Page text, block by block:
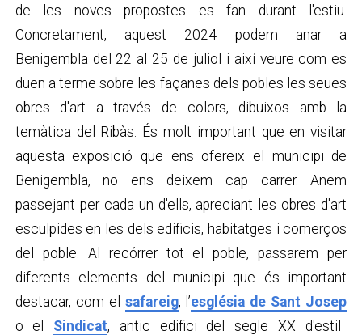
de les noves propostes es fan durant l'estiu.
Concretament, aquest 2024 podem anar a
Benigembla del 22 al 25 de juliol i així veure com es
duen a terme sobre les façanes dels pobles les seues
obres d'art a través de colors, dibuixos amb la
temàtica del Ribàs. És molt important que en visitar
aquesta exposició que ens ofereix el municipi de
Benigembla, no ens deixem cap carrer. Anem
passejant per cada un d'ells, apreciant les obres d'art
esculpides en les dels edificis, habitatges i comerços
del poble. Al recórrer tot el poble, passarem per
diferents elements del municipi que és important
destacar, com el safareig, l’església de Sant Josep
o el
Sindicat, antic edifici del segle XX d'estil